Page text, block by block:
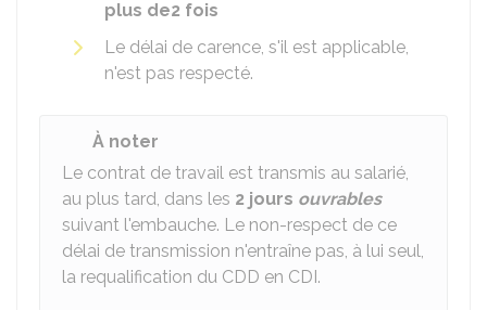
plus de2 fois
Le délai de carence, s'il est applicable,
n'est pas respecté.
À noter
Le contrat de travail est transmis au salarié,
au plus tard, dans les 2 jours ouvrables
suivant l'embauche. Le non-respect de ce
délai de transmission n'entraîne pas, à lui seul,
la requalification du CDD en CDI.